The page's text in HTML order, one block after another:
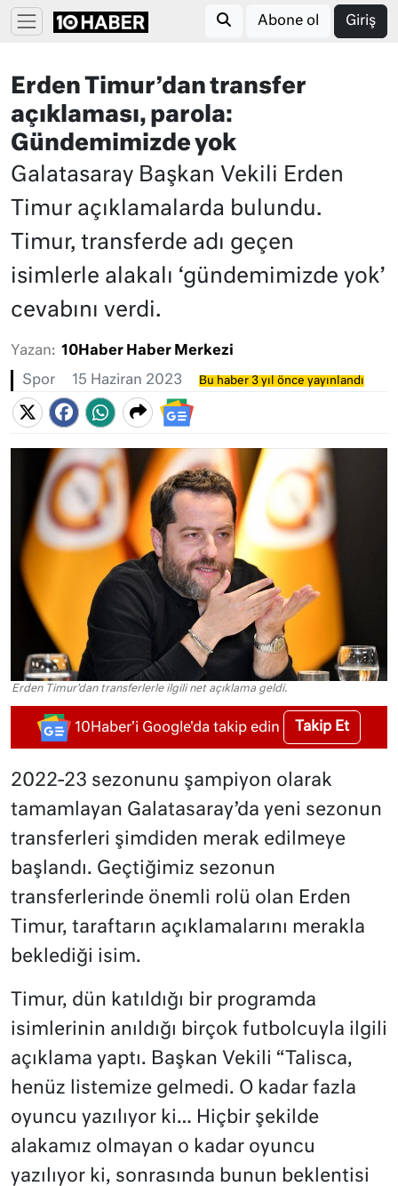
Abone ol Giriş
Erden Timur’dan transfer
açıklaması, parola:
Gündemimizde yok
Galatasaray Başkan Vekili Erden
Timur açıklamalarda bulundu.
Timur, transferde adı geçen
isimlerle alakalı ‘gündemimizde yok’
cevabını verdi.
Yazan: 10Haber Haber Merkezi
Spor 15 Haziran 2023 Bu haber 3 yıl önce yayınlandı
Erden Timur'dan transferlerle ilgili net açıklama geldi.
10Haber'i Google'da takip edin Takip Et
2022-23 sezonunu şampiyon olarak
tamamlayan Galatasaray’da yeni sezonun
transferleri şimdiden merak edilmeye
başlandı. Geçtiğimiz sezonun
transferlerinde önemli rolü olan Erden
Timur, taraftarın açıklamalarını merakla
beklediği isim.
Timur, dün katıldığı bir programda
isimlerinin anıldığı birçok futbolcuyla ilgili
açıklama yaptı. Başkan Vekili “Talisca,
henüz listemize gelmedi. O kadar fazla
oyuncu yazılıyor ki… Hiçbir şekilde
alakamız olmayan o kadar oyuncu
yazılıyor ki, sonrasında bunun beklentisi